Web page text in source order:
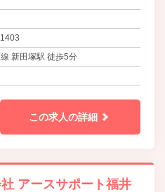
点として、スタッフに引き継がれて
新田塚駅 徒歩5分
この求人の詳細
アースサポート福井